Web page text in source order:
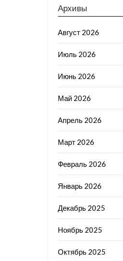
Архивы
Август 2026
Июль 2026
Июнь 2026
Май 2026
Апрель 2026
Март 2026
Февраль 2026
Январь 2026
Декабрь 2025
Ноябрь 2025
Октябрь 2025